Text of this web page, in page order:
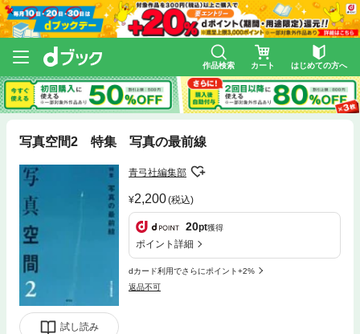
作品検索 カート はじめての方へ
写真空間2 特集 写真の最前線
試し読み
青弓社編集部
2,200(税込)
20pt獲得
ポイント詳細
dカード利用でさらにポイント+2%
返品不可